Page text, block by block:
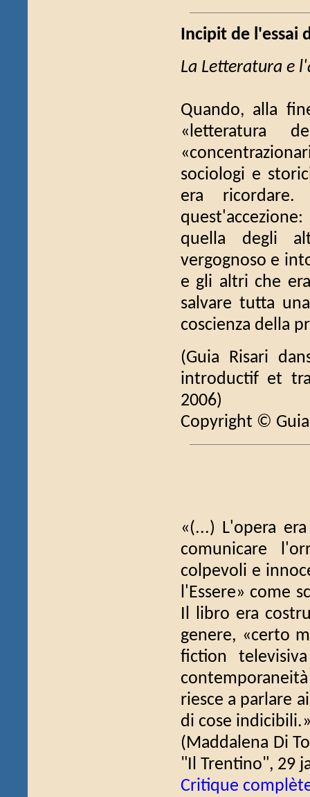
Incipit de l'essai
La Letteratura e
Quando, alla
«letteratura
sociologi e
era
quella degli
vergognoso e
e gli altri che
salvare tutta
coscienza della
(Guia Risari
introductif et
2006)
Copyright © Guia
«(...) L'opera
comunicare
colpevoli e
l'Essere» come
Il libro era
genere, «certo
fiction
riesce a parlare
di cose
(Maddalena Di
"Il Trentino", 29
Critique